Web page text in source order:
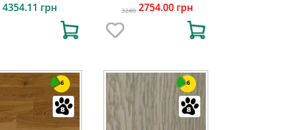
4354.11 грн 3240 2754.00 грн
6 6